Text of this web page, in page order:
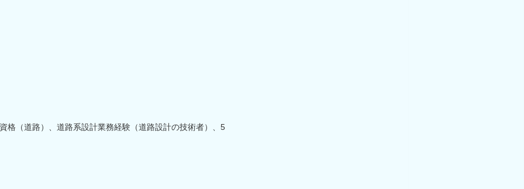
格（道路）、道路系設計業務経験（道路設計の技術者）、5